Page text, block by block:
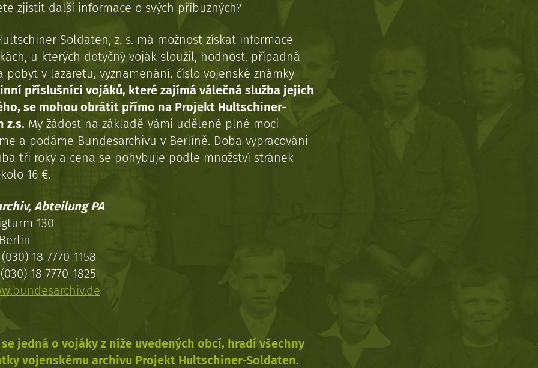
zjistit další informace o svých příbuzných?
Soldaten, z. s. má možnost získat informace
u kterých dotyčný voják sloužil, hodnost, případná
pobyt v lazaretu, vyznamenání, číslo vojenské známky
příslušníci vojáků, které zajímá válečná služba jejich
se mohou obrátit přímo na Projekt Hultschiner-
z.s. My žádost na základě Vámi udělené plné moci
a podáme Bundesarchivu v Berlíně. Doba vypracováni
tři roky a cena se pohybuje podle množství stránek
16 €.
Abteilung PA
130
18 7770-1158
18 7770-1825
se jedná o vojáky z níže uvedených obcí, hradí všechny
vojenskému archivu Projekt Hultschiner-Soldaten.